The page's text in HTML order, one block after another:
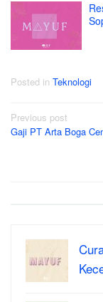
Posted in Teknologi
Post
navigation
Previous post
Gaji PT Arta Boga